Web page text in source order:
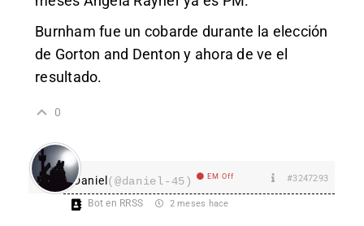
Burnham fue un cobarde durante la elección
de Gorton and Denton y ahora de ve el
resultado.
0
Daniel(@daniel-45) EM Off #3247293
Bot en RRSS 2 meses hace